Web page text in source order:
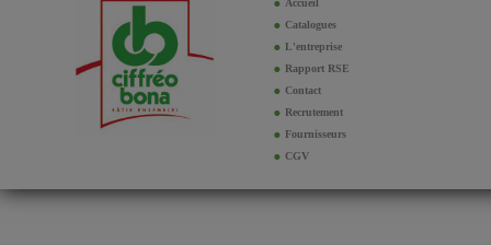
Accueil
Catalogues
L'entreprise
Rapport RSE
Contact
Recrutement
Fournisseurs
CGV